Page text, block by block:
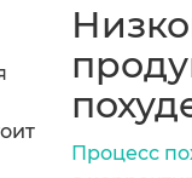
Процесс